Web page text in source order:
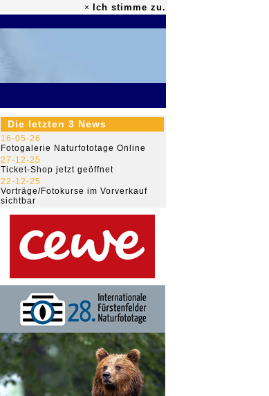
× Ich stimme zu.
Die letzten 3 News
16-05-26
Fotogalerie Naturfototage Online
27-12-25
Ticket-Shop jetzt geöffnet
22-12-25
Vorträge/Fotokurse im Vorverkauf
sichtbar